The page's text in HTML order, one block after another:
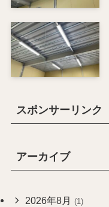
スポンサーリンク
アーカイブ
2026年8月 (1)